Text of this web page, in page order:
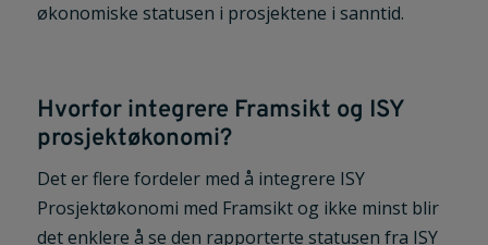
økonomiske statusen i prosjektene i sanntid.
Hvorfor integrere Framsikt og ISY
prosjektøkonomi?
Det er flere fordeler med å integrere ISY
Prosjektøkonomi med Framsikt og ikke minst blir
det enklere å se den rapporterte statusen fra ISY